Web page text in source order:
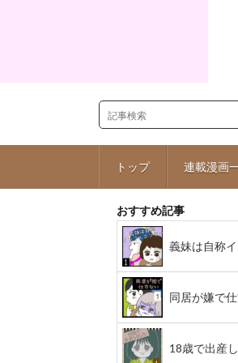
トップ 連載漫画
おすすめ記事
義妹は自称
同居が嫌で仕
18歳で出産